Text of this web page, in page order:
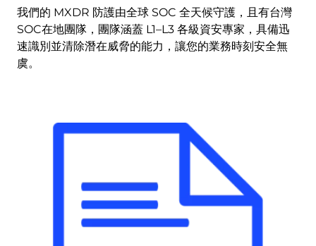
我們的 MXDR 防護由全球 SOC 全天候守護，且有台灣
SOC在地團隊，團隊涵蓋 L1–L3 各級資安專家，具備迅
速識別並清除潛在威脅的能力，讓您的業務時刻安全無
虞。